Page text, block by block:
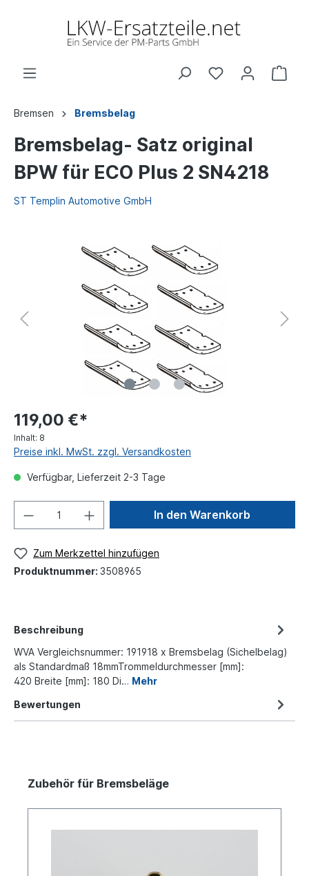
Bremsen Bremsbelag
Bremsbelag- Satz original
BPW für ECO Plus 2 SN4218
ST Templin Automotive GmbH
119,00 €*
Inhalt: 8
Preise inkl. MwSt. zzgl. Versandkosten
Verfügbar, Lieferzeit 2-3 Tage
In den Warenkorb
Zum Merkzettel hinzufügen
Produktnummer: 3508965
Beschreibung
WVA Vergleichsnummer: 191918 x Bremsbelag (Sichelbelag)
als Standardmaß 18mmTrommeldurchmesser [mm]:
420 Breite [mm]: 180 Di… Mehr
Bewertungen
Zubehör für Bremsbeläge